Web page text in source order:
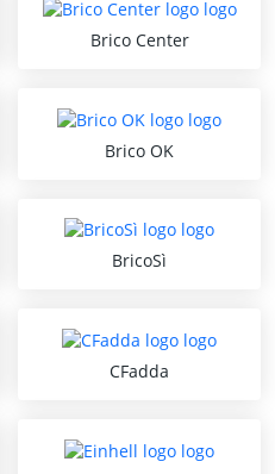
Brico Center
Brico OK
BricoSì
CFadda